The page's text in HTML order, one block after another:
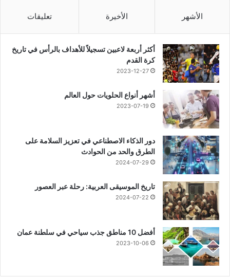
الأشهر الأخيرة تعليقات
أكثر أربعة لاعبين تسجيلاً للأهداف بالرأس في تاريخ
كرة القدم
2023-12-27
أشهر أنواع الحلويات حول العالم
2023-07-19
دور الذكاء الاصطناعي في تعزيز السلامة على
الطرق والحد من الحوادث
2024-07-29
تاريخ الموسيقى العربية: رحلة عبر العصور
2024-07-22
أفضل 10 مناطق جذب سياحي في سلطنة عمان
2023-10-06